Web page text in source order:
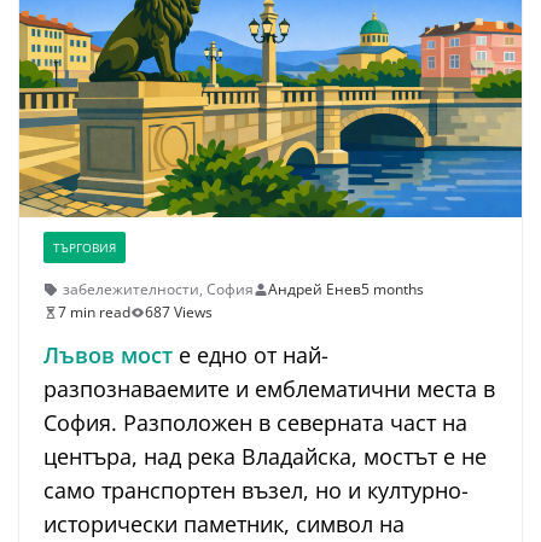
ТЪРГОВИЯ
забележителности, София Андрей Енев5 months
7 min read
687 Views
Лъвов мост е едно от най-
разпознаваемите и емблематични места в
София. Разположен в северната част на
центъра, над река Владайска, мостът е не
само транспортен възел, но и културно-
исторически паметник, символ на